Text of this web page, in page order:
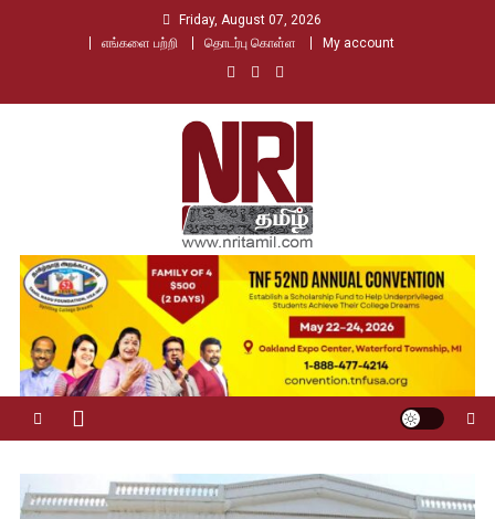
Friday, August 07, 2026
எங்களை பற்றி
தொடர்பு கொள்ள My account
Nri Tamil
உலக தமிழர்களின் உரத்த குரல்